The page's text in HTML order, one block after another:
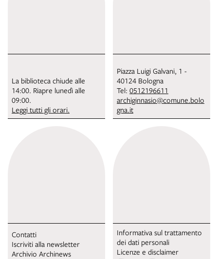
La biblioteca chiude alle
14:00. Riapre lunedì alle
09:00.
Leggi tutti gli orari.
Piazza Luigi Galvani, 1 -
40124 Bologna
Tel: 0512196611
archiginnasio@comune.bolo
gna.it
Contatti
Iscriviti alla newsletter
Archivio Archinews
Informativa sul trattamento
dei dati personali
Licenze e disclaimer